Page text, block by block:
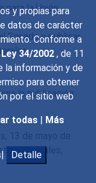
y propias para
datos de carácter
Conforme a
34/2002 , de 11
la información y de
para obtener
por el sitio web
todas | Más
Detalle
para la Unión
Senado y publicar
la publicación.
13 de mayo de
Generales,